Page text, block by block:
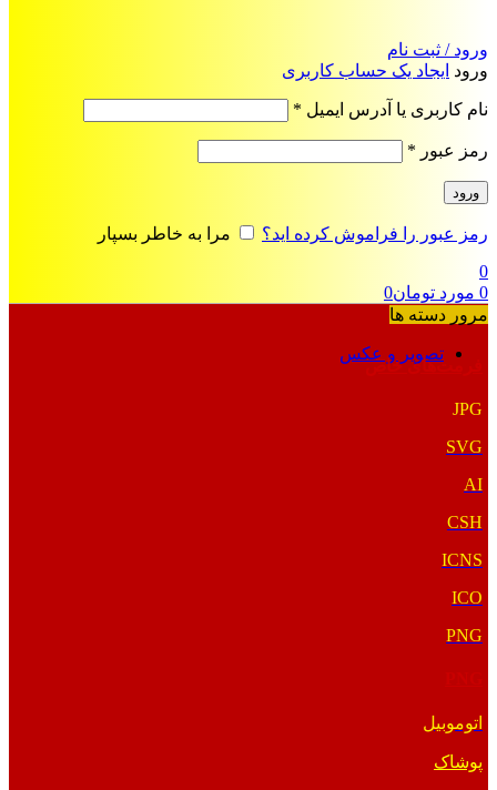
ورود / ثبت نام
ورود ایجاد یک حساب کاربری
نام کاربری یا آدرس ایمیل *
رمز عبور *
ورود
رمز عبور را فراموش کرده اید؟
مرا به خاطر بسپار
0
0 مورد تومان0
مرور دسته ها
تصویر و عکس
فرمت‌های خاص
JPG
SVG
AI
CSH
ICNS
ICO
PNG
اتوموبیل
پوشاک